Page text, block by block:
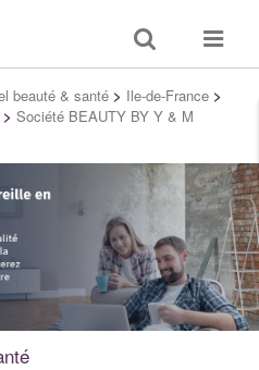
Toggle
search
Toggle
beauté & santé > Ile-de-France >
> Société BEAUTY BY Y & M